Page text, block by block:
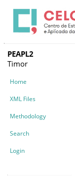
PEAPL2
Timor
Home
XML Files
Methodology
Search
Login